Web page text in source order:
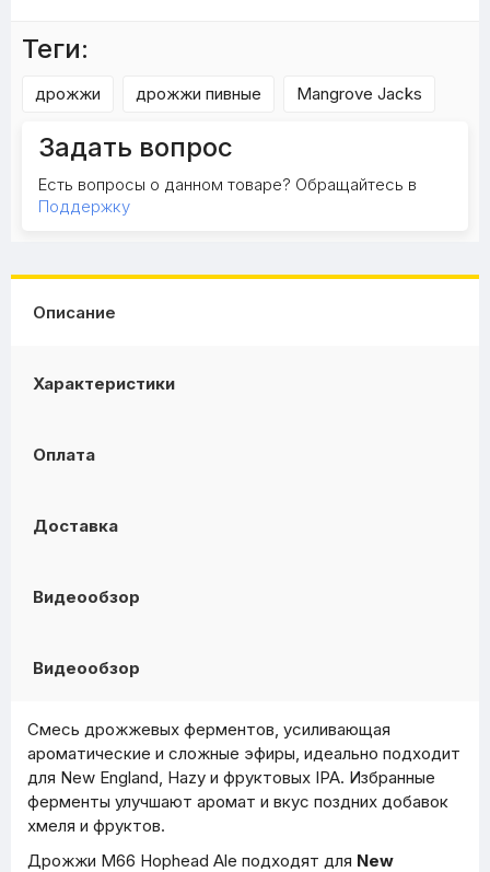
Теги:
дрожжи дрожжи пивные Mangrove Jacks
Задать вопрос
Есть вопросы о данном товаре? Обращайтесь в
Поддержку
Описание
Характеристики
Оплата
Доставка
Видеообзор
Видеообзор
Смесь дрожжевых ферментов, усиливающая
ароматические и сложные эфиры, идеально подходит
для New England, Hazy и фруктовых IPA. Избранные
ферменты улучшают аромат и вкус поздних добавок
хмеля и фруктов.
Дрожжи M66 Hophead Ale подходят для New